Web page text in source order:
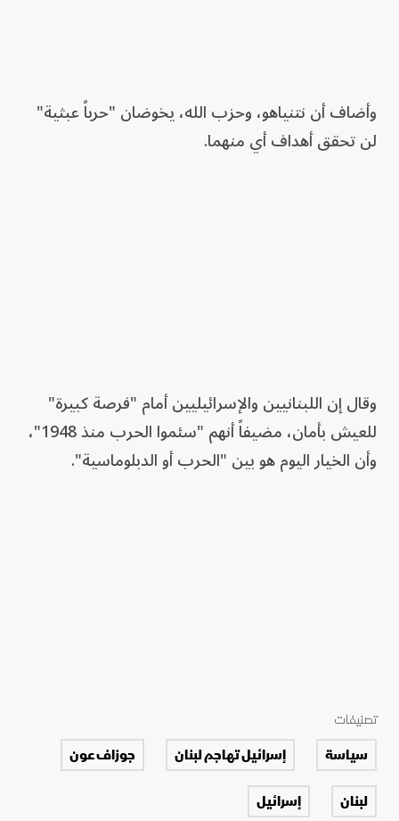
وأضاف أن نتنياهو، وحزب الله، يخوضان "حرباً عبثية"
لن تحقق أهداف أي منهما.
وقال إن اللبنانيين والإسرائيليين أمام "فرصة كبيرة"
للعيش بأمان، مضيفاً أنهم "سئموا الحرب منذ 1948"،
وأن الخيار اليوم هو بين "الحرب أو الدبلوماسية".
تصنيفات
سياسة إسرائيل تهاجم لبنان
جوزاف عون
لبنان
إسرائيل